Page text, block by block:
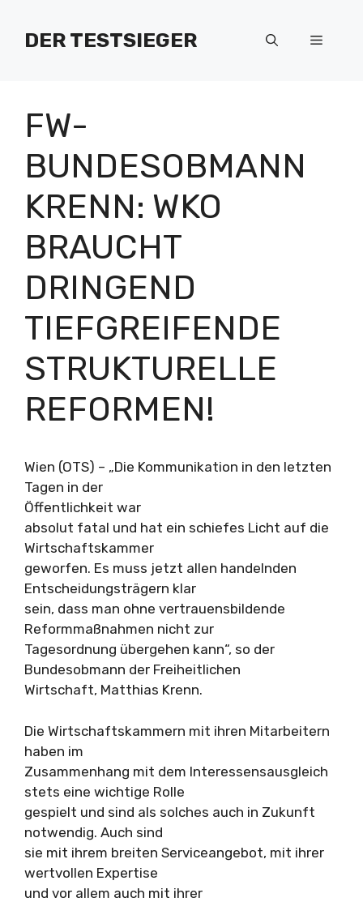
Inhalt
springenDER TESTSIEGER Menü
FW-
BUNDESOBMANN
KRENN: WKO
BRAUCHT
DRINGEND
TIEFGREIFENDE
STRUKTURELLE
REFORMEN!
Wien (OTS) – „Die Kommunikation in den letzten
Tagen in der
Öffentlichkeit war
absolut fatal und hat ein schiefes Licht auf die
Wirtschaftskammer
geworfen. Es muss jetzt allen handelnden
Entscheidungsträgern klar
sein, dass man ohne vertrauensbildende
Reformmaßnahmen nicht zur
Tagesordnung übergehen kann“, so der
Bundesobmann der Freiheitlichen
Wirtschaft, Matthias Krenn.
Die Wirtschaftskammern mit ihren Mitarbeitern
haben im
Zusammenhang mit dem Interessensausgleich
stets eine wichtige Rolle
gespielt und sind als solches auch in Zukunft
notwendig. Auch sind
sie mit ihrem breiten Serviceangebot, mit ihrer
wertvollen Expertise
und vor allem auch mit ihrer